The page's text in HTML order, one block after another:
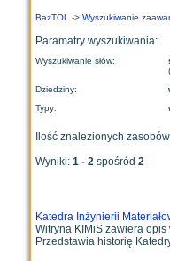
BazTOL -> Wyszukiwanie
Paramatry wyszukiwania:
Wyszukiwanie słów:
(
Dziedziny:
Typy:
Ilość znalezionych
Wyniki: 1 - 2 spośród 2
Katedra Inżynierii
Witryna KIMiS zawiera opis
Przedstawia historię